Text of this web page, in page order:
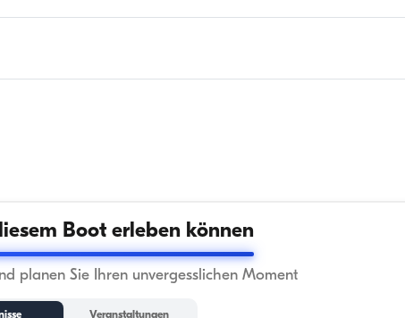
Boot erleben können
planen Sie Ihren unvergesslichen Moment
Veranstaltungen